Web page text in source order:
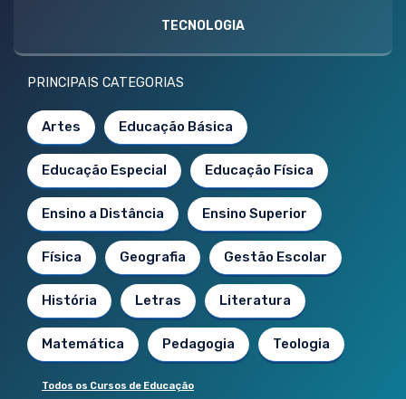
TECNOLOGIA
PRINCIPAIS CATEGORIAS
Artes Educação Básica
Educação Especial Educação Física
Ensino a Distância Ensino Superior
Física Geografia Gestão Escolar
História Letras Literatura
Matemática Pedagogia Teologia
Todos os Cursos de Educação